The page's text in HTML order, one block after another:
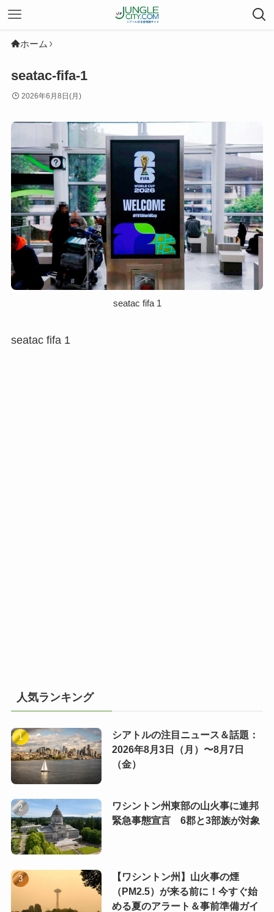
ホーム
seatac-fifa-1
2026年6月8日(月)
seatac fifa 1
seatac fifa 1
人気ランキング
シアトルの注目ニュース＆話題：
2026年8月3日（月）〜8月7日
（金）
ワシントン州東部の山火事に連邦
緊急事態宣言 6郡と3部族が対象
【ワシントン州】山火事の煙
（PM2.5）が来る前に！今すぐ始
める夏のアラート＆事前準備ガイ